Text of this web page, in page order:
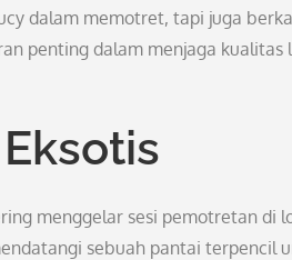
dalam memotret, tapi juga
penting dalam menjaga kualitas
menggelar sesi pemotretan di
sebuah pantai terpencil